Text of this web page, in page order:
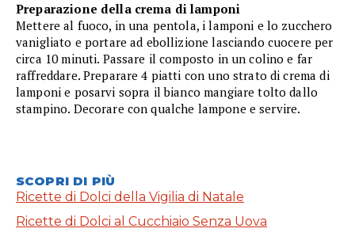
Preparazione della crema di lamponi
Mettere al fuoco, in una pentola, i lamponi e lo zucchero
vanigliato e portare ad ebollizione lasciando cuocere per
circa 10 minuti. Passare il composto in un colino e far
raffreddare. Preparare 4 piatti con uno strato di crema di
lamponi e posarvi sopra il bianco mangiare tolto dallo
stampino. Decorare con qualche lampone e servire.
SCOPRI DI PIÙ
Ricette di Dolci della Vigilia di Natale
Ricette di Dolci al Cucchiaio Senza Uova